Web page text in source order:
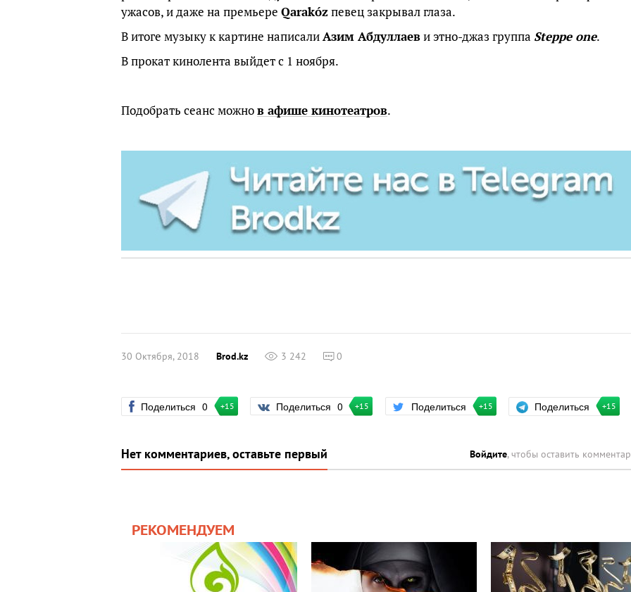
ужасов, и даже на премьере Qarakózпевец закрывал глаза.
В итоге музыку к картине написалиАзим Абдуллаеви этно-джаз группа Steppe one.
В прокат кинолента выйдет с 1 ноября.
Подобрать сеанс можнов афише кинотеатров.
30 Октября, 2018 Brod.kz 3 242 0
Поделиться 0 +15 Поделиться 0 +15 Поделиться +15 Поделиться +15
Нет комментариев, оставьте первый Войдите, чтобы оставить
РЕКОМЕНДУЕМ